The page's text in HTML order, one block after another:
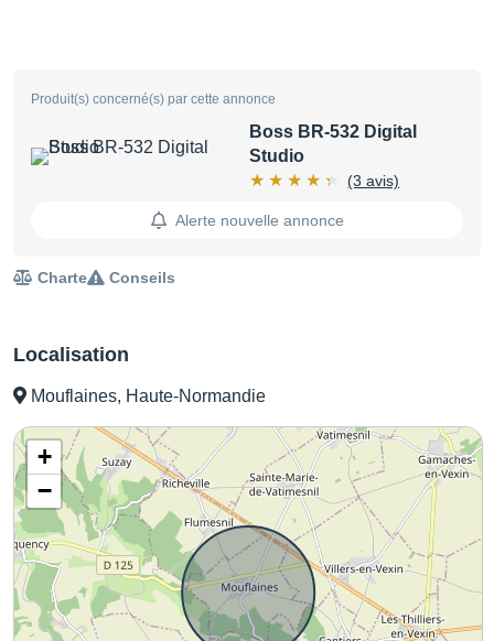
Localisation
Mouflaines, Haute-Normandie
+
−
Produit(s) concerné(s) par cette annonce
Boss BR-532 Digital
Studio
(3 avis)
Alerte nouvelle annonce
Charte Conseils